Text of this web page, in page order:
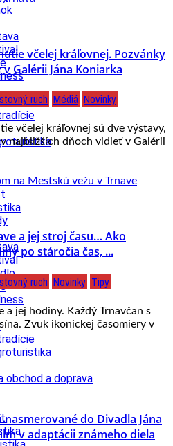
obchod a doprava
včelej kráľovnej. Pozvánky
Galérii Jána Koniarka
ruch Médiá Novinky
včelej kráľovnej sú dve výstavy,
najbližších dňoch vidieť v Galérii
a jej stroj času… Ako
po stáročia čas, ...
ruch Novinky Tipy
a jej hodiny. Každý Trnavčan s
Zvuk ikonickej časomiery v
do Divadla Jána
v adaptácii známeho diela